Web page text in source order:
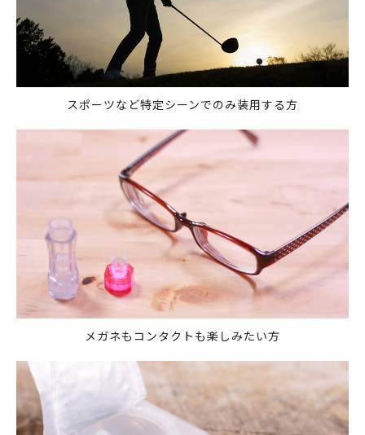
スポーツなど特定シーンでのみ装用する方
メガネもコンタクトも楽しみたい方